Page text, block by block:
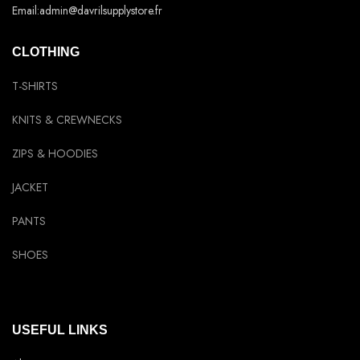
Email:admin@davrilsupplystore.fr
CLOTHING
T-SHIRTS
KNITS & CREWNECKS
ZIPS & HOODIES
JACKET
PANTS
SHOES
USEFUL LINKS